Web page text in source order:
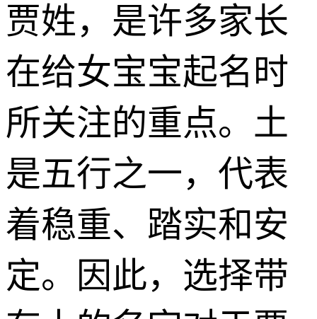
贾姓，是许多家长
在给女宝宝起名时
所关注的重点。土
是五行之一，代表
着稳重、踏实和安
定。因此，选择带